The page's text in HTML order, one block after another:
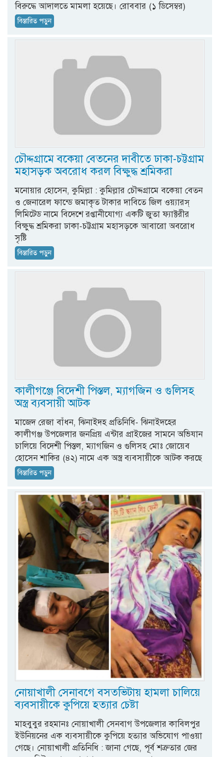
বিরুদ্ধে আদালতে মামলা হয়েছে। রোববার (১ ডিসেম্বর)
বিস্তারিত পড়ুন
চৌদ্দগ্রামে বকেয়া বেতনের দাবীতে ঢাকা-চট্টগ্রাম
মহাসড়ক অবরোধ করল বিক্ষুদ্ধ শ্রমিকরা
মনোয়ার হোসেন, কুমিল্লা : কুমিল্লার চৌদ্দগ্রামে বকেয়া বেতন
ও জেনারেল ফান্ডে জমাকৃত টাকার দাবিতে জিল ওয়্যারস্
লিমিটেড নামে বিদেশে রপ্তানীযোগ্য একটি জুতা ফ্যাক্টরীর
বিক্ষুদ্ধ শ্রমিকরা ঢাকা-চট্টগ্রাম মহাসড়কে আবারো অবরোধ
সৃষ্টি
বিস্তারিত পড়ুন
কালীগঞ্জে বিদেশী পিস্তল, ম্যাগজিন ও গুলিসহ
অস্ত্র ব্যবসায়ী আটক
মাজেদ রেজা বাঁধন, ঝিনাইদহ প্রতিনিধি- ঝিনাইদহের
কালীগঞ্জ উপজেলার জনপ্রিয় এন্টার প্রাইজের সামনে অভিযান
চালিয়ে বিদেশী পিস্তল, ম্যাগজিন ও গুলিসহ মোঃ জোয়েব
হোসেন শাকির (৪২) নামে এক অস্ত্র ব্যবসায়ীকে আটক করছে
বিস্তারিত পড়ুন
নোয়াখালী সেনাবগে বসতভিটায় হামলা চালিয়ে
ব্যবসায়ীকে কুপিয়ে হত্যার চেষ্টা
মাহবুবুর রহমানঃ নোয়াখালী সেনবাগ উপজেলার কাবিলপুর
ইউনিয়নের এক ব্যবসায়ীকে কুপিয়ে হত্যার অভিযোগ পাওয়া
গেছে। নোয়াখালী প্রতিনিধি : জানা গেছে, পূর্ব শত্রুতার জের